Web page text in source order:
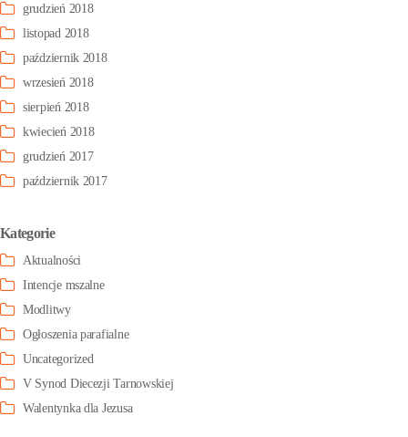
grudzień 2018
listopad 2018
październik 2018
wrzesień 2018
sierpień 2018
kwiecień 2018
grudzień 2017
październik 2017
Kategorie
Aktualności
Intencje mszalne
Modlitwy
Ogłoszenia parafialne
Uncategorized
V Synod Diecezji Tarnowskiej
Walentynka dla Jezusa